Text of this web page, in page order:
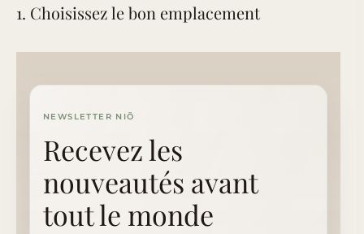
1. Choisissez le bon emplacement
NEWSLETTER NIÕ
Recevez les
nouveautés avant
tout le monde